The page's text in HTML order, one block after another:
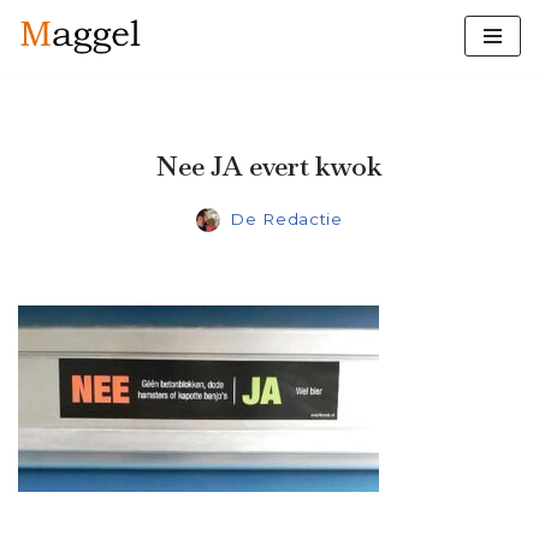
Nee JA evert kwok
De Redactie